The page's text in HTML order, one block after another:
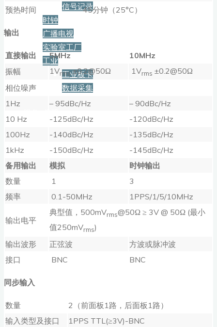
信号记录
时钟
广播电视
实验室工厂
工业
工业板卡
数据采集
资源下载
博客
预热时间 45分钟（25°C）
输出
直接输出 5MHz
10MHz
振幅
1Vrms±0.2@50Ω 1Vrms ±0.2@50Ω
相位噪声
1Hz
– 95dBc/Hz
– 90dBc/Hz
10 Hz
-125dBc/Hz
-120dBc/Hz
100Hz
-140dBc/Hz
-135dBc/Hz
1kHz
-150dBc/Hz
-145dBc/Hz
备用输出
模拟
时钟输出
数量
1
3
频率
0.1-50MHz 1PPS/1/5/10MHz
输出电平
典型值，500mVrms@50Ω ≥ 3V @ 50Ω (最小
值250mVrms)
输出波形
正弦波
方波或脉冲波
接口
BNC BNC
同步输入
数量
2（前面板1路，后面板1路）
输入类型及接口
1PPS TTL(≥3V)-BNC